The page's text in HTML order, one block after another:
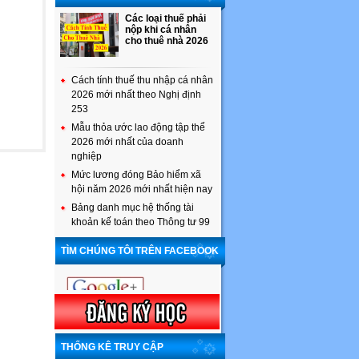
Các loại thuế phải
nộp khi cá nhân
cho thuê nhà 2026
Cách tính thuế thu nhập cá nhân
2026 mới nhất theo Nghị định
253
Mẫu thỏa ước lao động tập thể
2026 mới nhất của doanh
nghiệp
Mức lương đóng Bảo hiểm xã
hội năm 2026 mới nhất hiện nay
Bảng danh mục hệ thống tài
khoản kế toán theo Thông tư 99
TÌM CHÚNG TÔI TRÊN FACEBOOK
THỐNG KÊ TRUY CẬP